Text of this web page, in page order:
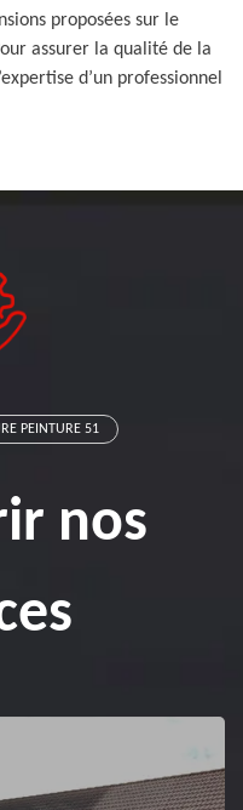
proposées sur le
assurer la qualité de la
d’un professionnel
PEINTURE 51
nos